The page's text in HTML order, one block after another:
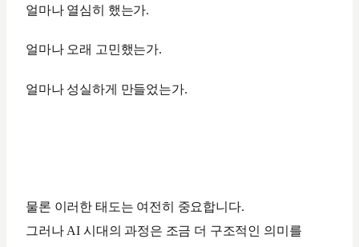
얼마나 열심히 했는가.
얼마나 오래 고민했는가.
얼마나 성실하게 만들었는가.
물론 이러한 태도는 여전히 중요합니다.
그러나 AI 시대의 과정은 조금 더 구조적인 의미를